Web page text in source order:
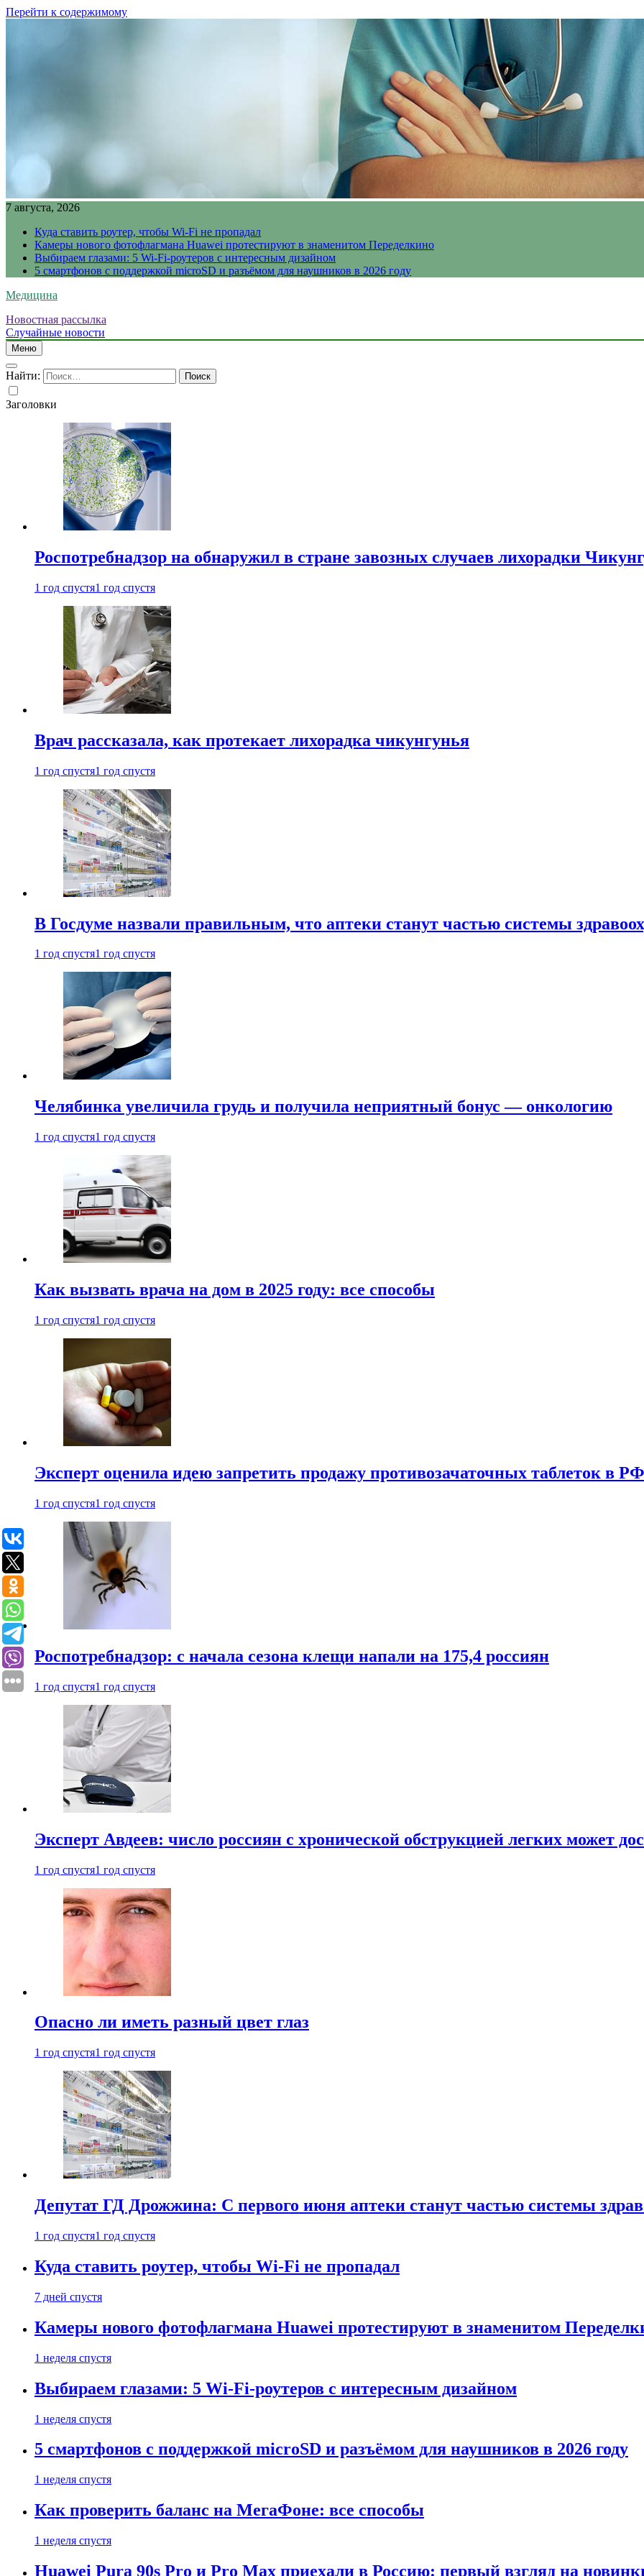
Перейти к содержимому
7 августа, 2026
Куда ставить роутер, чтобы Wi-Fi не пропадал
Камеры нового фотофлагмана Huawei протестируют в знаменитом Переделкино
Выбираем глазами: 5 Wi-Fi-роутеров с интересным дизайном
5 смартфонов с поддержкой microSD и разъёмом для наушников в 2026 году
Медицина
Новостная рассылка
Случайные новости
Меню
Найти:
Заголовки
Роспотребнадзор на обнаружил в стране завозных случаев лихорадки
1 год спустя1 год спустя
Врач рассказала, как протекает лихорадка чикунгунья
1 год спустя1 год спустя
В Госдуме назвали правильным, что аптеки станут частью системы
1 год спустя1 год спустя
Челябинка увеличила грудь и получила неприятный бонус — онкологию
1 год спустя1 год спустя
Как вызвать врача на дом в 2025 году: все способы
1 год спустя1 год спустя
Эксперт оценила идею запретить продажу противозачаточных таблеток в РФ
1 год спустя1 год спустя
Роспотребнадзор: с начала сезона клещи напали на 175,4 россиян
1 год спустя1 год спустя
Эксперт Авдеев: число россиян с хронической обструкцией легких может
1 год спустя1 год спустя
Опасно ли иметь разный цвет глаз
1 год спустя1 год спустя
Депутат ГД Дрожжина: С первого июня аптеки станут частью системы
1 год спустя1 год спустя
Куда ставить роутер, чтобы Wi-Fi не пропадал
7 дней спустя
Камеры нового фотофлагмана Huawei протестируют в знаменитом
1 неделя спустя
Выбираем глазами: 5 Wi-Fi-роутеров с интересным дизайном
1 неделя спустя
5 смартфонов с поддержкой microSD и разъёмом для наушников в 2026 году
1 неделя спустя
Как проверить баланс на МегаФоне: все способы
1 неделя спустя
Huawei Pura 90s Pro и Pro Max приехали в Россию: первый взгляд на